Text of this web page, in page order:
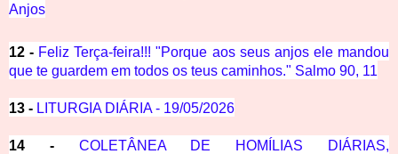
Anjos
12 - Feliz Terça-feira!!! "Porque aos seus anjos ele mandou
que te guardem em todos os teus caminhos." Salmo 90, 11
13 - LITURGIA DIÁRIA - 19/05/2026
14 - COLETÂNEA DE HOMÍLIAS DIÁRIAS,